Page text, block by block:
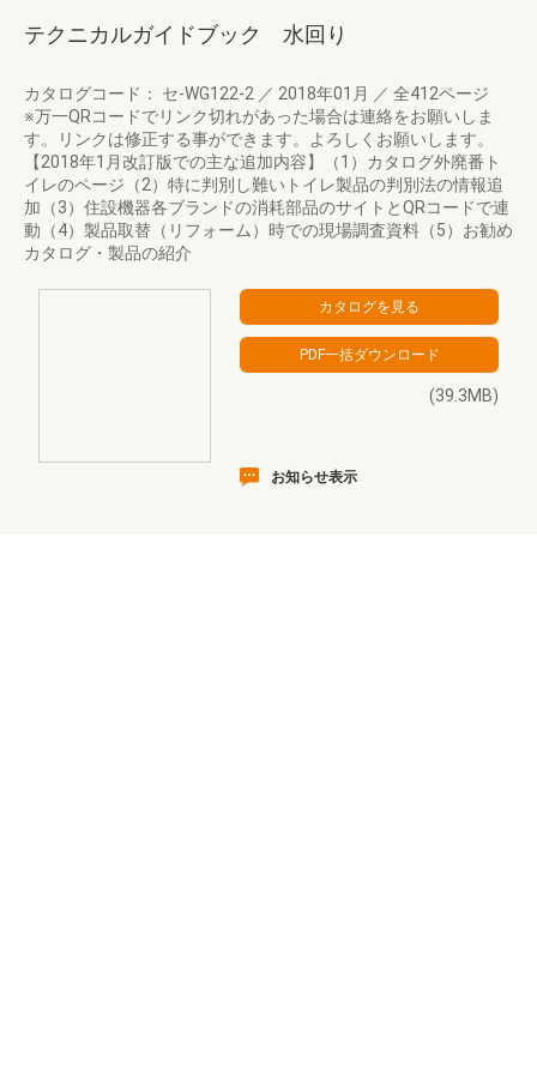
テクニカルガイドブック 水回り
カタログコード： セ-WG122-2 ／ 2018年01月 ／ 全412ページ
※万一QRコードでリンク切れがあった場合は連絡をお願いしま
す。リンクは修正する事ができます。よろしくお願いします。
【2018年1月改訂版での主な追加内容】（1）カタログ外廃番ト
イレのページ（2）特に判別し難いトイレ製品の判別法の情報追
加（3）住設機器各ブランドの消耗部品のサイトとQRコードで連
動（4）製品取替（リフォーム）時での現場調査資料（5）お勧め
カタログ・製品の紹介
(39.3MB)
お知らせ表示